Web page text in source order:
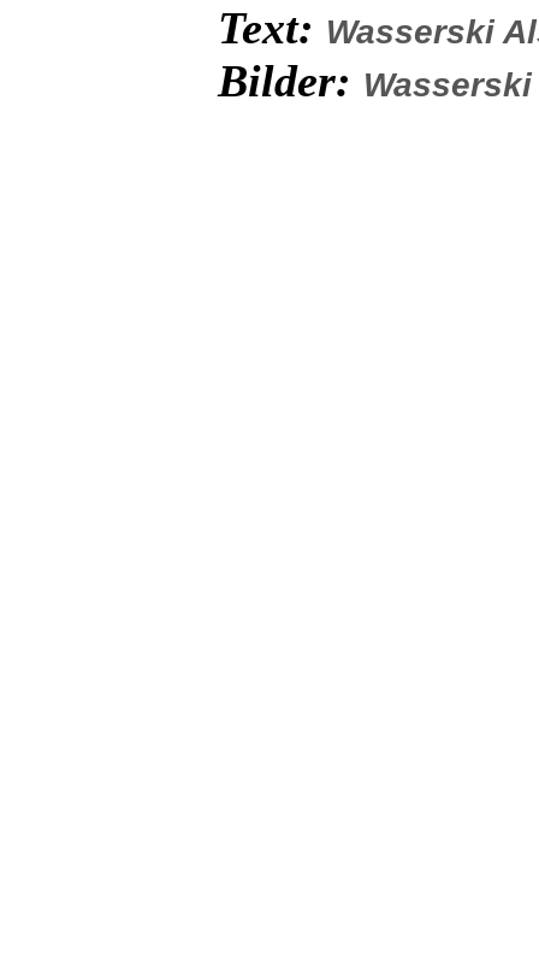
Text: Wasserski
Bilder: